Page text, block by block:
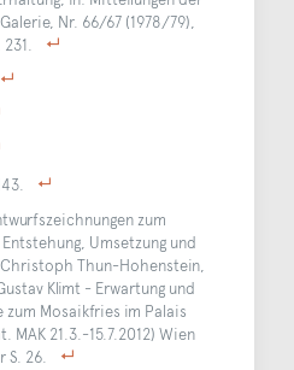
Nr. 66/67 (1978/79),
zum
Umsetzung und
Thun-Hohenstein,
Klimt - Erwartung und
zum Mosaikfries im Palais
MAK 21.3.-15.7.2012) Wien
S. 26.